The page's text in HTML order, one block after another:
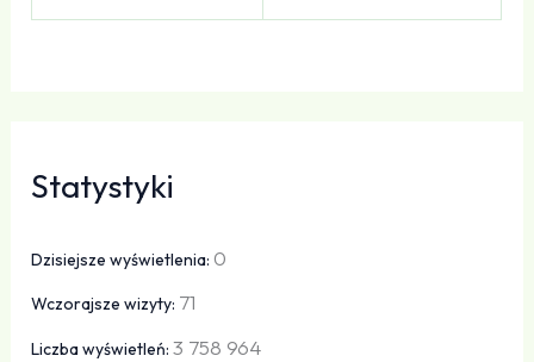
Statystyki
Dzisiejsze wyświetlenia: 0
Wczorajsze wizyty: 71
Liczba wyświetleń:3 758 964